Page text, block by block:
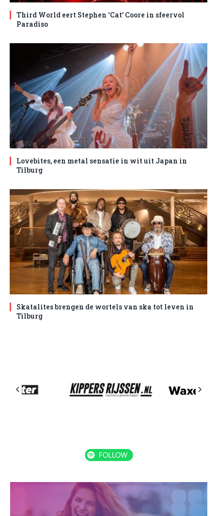
Third World eert Stephen ‘Cat’ Coore in sfeervol
Paradiso
Lovebites, een metal sensatie in wit uit Japan in
Tilburg
Skatalites brengen de wortels van ska tot leven in
Tilburg